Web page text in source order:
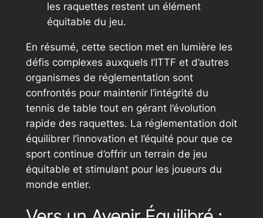
les raquettes restent un élément
équitable du jeu.
En résumé, cette section met en lumière les
défis complexes auxquels l’ITTF et d’autres
organismes de réglementation sont
confrontés pour maintenir l’intégrité du
tennis de table tout en gérant l’évolution
rapide des raquettes. La réglementation doit
équilibrer l’innovation et l’équité pour que ce
sport continue d’offrir un terrain de jeu
équitable et stimulant pour les joueurs du
monde entier.